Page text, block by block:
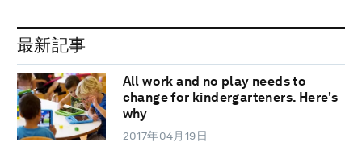
最新記事
All work and no play needs to
change for kindergarteners. Here's
why
2017年04月19日